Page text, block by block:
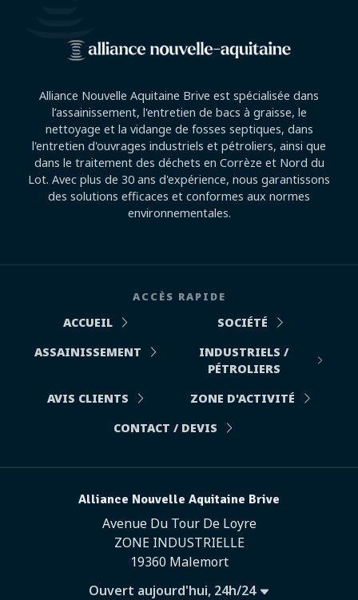
Alliance Nouvelle Aquitaine Brive est spécialisée dans
l’assainissement, l'entretien de bacs à graisse, le
nettoyage et la vidange de fosses septiques, dans
l'entretien d'ouvrages industriels et pétroliers, ainsi que
dans le traitement des déchets en Corrèze et Nord du
Lot. Avec plus de 30 ans d'expérience, nous garantissons
des solutions efficaces et conformes aux normes
environnementales.
ACCÈS RAPIDE
ACCUEIL
SOCIÉTÉ
ASSAINISSEMENT
INDUSTRIELS /
PÉTROLIERS
AVIS CLIENTS
ZONE D'ACTIVITÉ
CONTACT / DEVIS
Alliance Nouvelle Aquitaine Brive
Avenue Du Tour De Loyre
ZONE INDUSTRIELLE
19360 Malemort
Ouvert aujourd'hui, 24h/24